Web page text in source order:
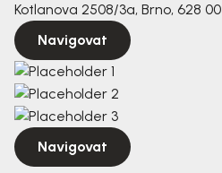
Kotlanova 2508/3a, Brno, 628 00
Navigovat
Navigovat